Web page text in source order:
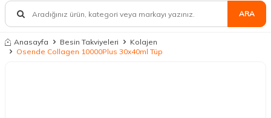
ARA
Anasayfa Besin Takviyeleri
Kolajen
Osende Collagen 10000Plus 30x40ml Tüp